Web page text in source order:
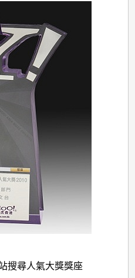
搜尋人氣大獎獎座